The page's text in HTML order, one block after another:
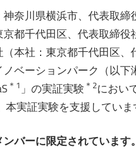
奈川県横浜市、代表取
都千代田区、代表取締
本社：東京都千代田区
ベーションパーク（以
＊1 」の実証実験 ＊2におい
実証実験を支援していま
バーに限定されていま